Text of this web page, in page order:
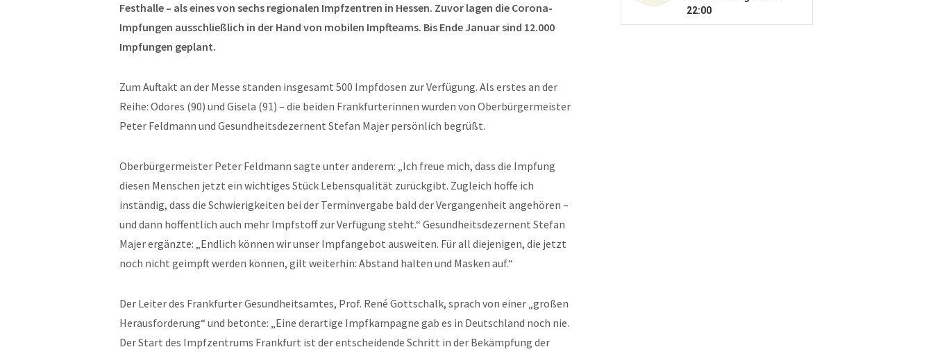
Festhalle – als eines von sechs regionalen Impfzentren in Hessen. Zuvor lagen die Corona-
Impfungen ausschließlich in der Hand von mobilen Impfteams. Bis Ende Januar sind 12.000
Impfungen geplant.
Zum Auftakt an der Messe standen insgesamt 500 Impfdosen zur Verfügung. Als erstes an der
Reihe: Odores (90) und Gisela (91) – die beiden Frankfurterinnen wurden von Oberbürgermeister
Peter Feldmann und Gesundheitsdezernent Stefan Majer persönlich begrüßt.
Oberbürgermeister Peter Feldmann sagte unter anderem: „Ich freue mich, dass die Impfung
diesen Menschen jetzt ein wichtiges Stück Lebensqualität zurückgibt. Zugleich hoffe ich
inständig, dass die Schwierigkeiten bei der Terminvergabe bald der Vergangenheit angehören –
und dann hoffentlich auch mehr Impfstoff zur Verfügung steht.“ Gesundheitsdezernent Stefan
Majer ergänzte: „Endlich können wir unser Impfangebot ausweiten. Für all diejenigen, die jetzt
noch nicht geimpft werden können, gilt weiterhin: Abstand halten und Masken auf.“
Der Leiter des Frankfurter Gesundheitsamtes, Prof. René Gottschalk, sprach von einer „großen
Herausforderung“ und betonte: „Eine derartige Impfkampagne gab es in Deutschland noch nie.
Der Start des Impfzentrums Frankfurt ist der entscheidende Schritt in der Bekämpfung der